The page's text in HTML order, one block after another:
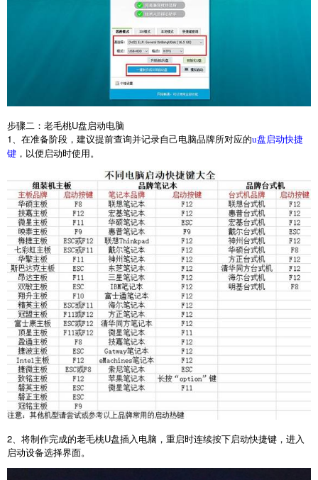
步骤二：老毛桃U盘启动电脑
1、在准备阶段，建议提前查询并记录自己电脑品牌所对应的u盘启动快捷
键 ，以便启动时使用。
2、将制作完成的老毛桃U盘插入电脑，重启时连续按下启动快捷键，进入
启动设备选择界面。